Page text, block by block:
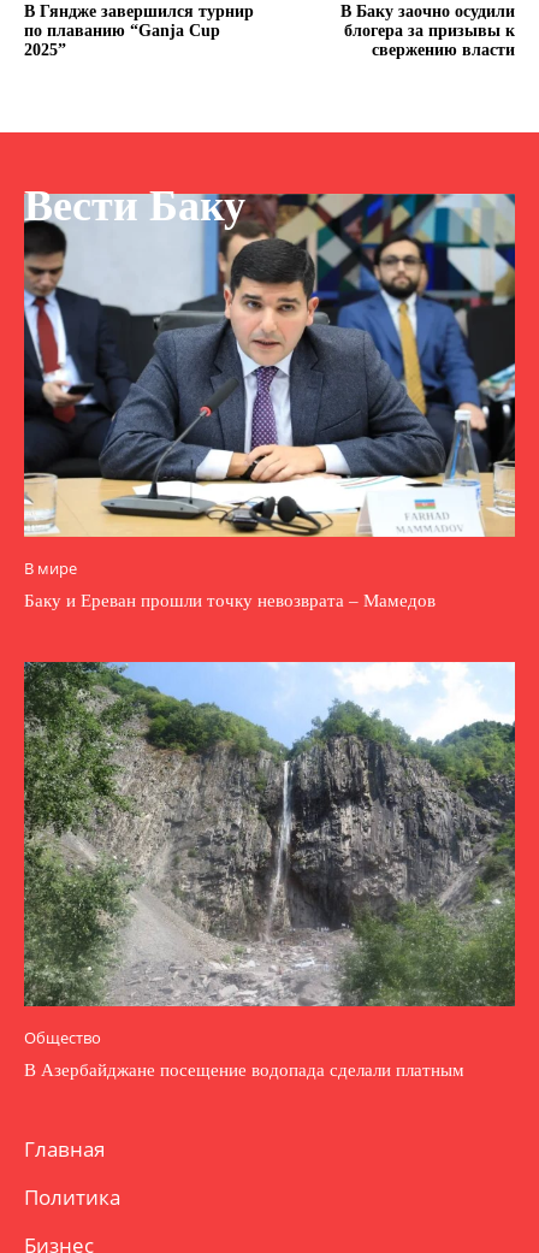
В Гяндже завершился турнир
по плаванию “Ganja Cup
2025”
В Баку заочно осудили
блогера за призывы к
свержению власти
Вести Баку
В мире
Баку и Ереван прошли точку невозврата – Мамедов
Общество
В Азербайджане посещение водопада сделали платным
Главная
Политика
Бизнес